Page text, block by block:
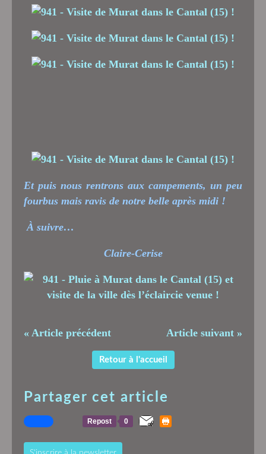
Et puis nous rentrons aux campements, un peu
fourbus mais ravis de notre belle après midi !
À suivre…
Claire-Cerise
« Article précédent Article suivant »
Retour à l'accueil
Partager cet article
Repost 0